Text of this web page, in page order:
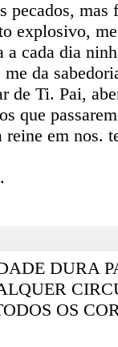
pecados,
explosivo,
a cada dia
da
de Ti. Pai,
que
em nos.
DURA
OS